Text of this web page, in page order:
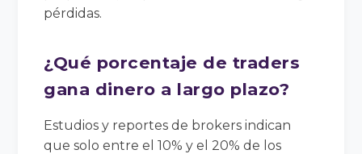
pérdidas.
¿Qué porcentaje de traders
gana dinero a largo plazo?
Estudios y reportes de brokers indican
que solo entre el 10% y el 20% de los